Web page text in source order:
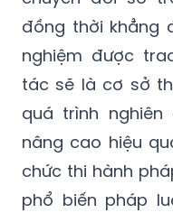
đồng thời khẳng
nghiệm được
tác sẽ là cơ sở
quá trình nghiên
nâng cao hiệu
chức thi hành
phổ biến pháp